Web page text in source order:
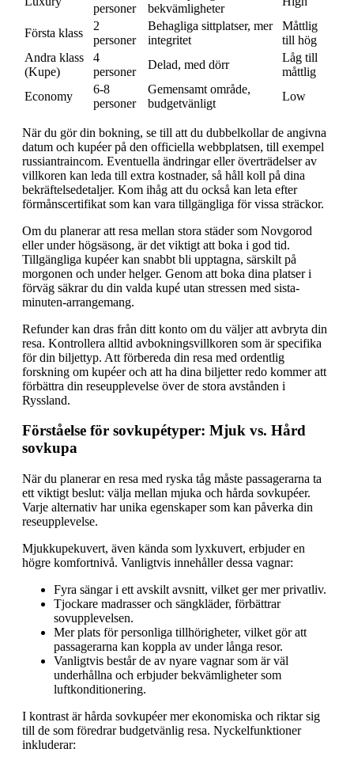
personer
bekvämligheter
Första klass
2
personer
Behagliga sittplatser, mer
integritet
Måttlig
till hög
Andra klass
(Kupe)
4
personer
Delad, med dörr
Låg till
måttlig
Economy
6-8
personer
Gemensamt område,
budgetvänligt
Low
När du gör din bokning, se till att du dubbelkollar de angivna
datum och kupéer på den officiella webbplatsen, till exempel
russiantraincom. Eventuella ändringar eller överträdelser av
villkoren kan leda till extra kostnader, så håll koll på dina
bekräftelsedetaljer. Kom ihåg att du också kan leta efter
förmånscertifikat som kan vara tillgängliga för vissa sträckor.
Om du planerar att resa mellan stora städer som Novgorod
eller under högsäsong, är det viktigt att boka i god tid.
Tillgängliga kupéer kan snabbt bli upptagna, särskilt på
morgonen och under helger. Genom att boka dina platser i
förväg säkrar du din valda kupé utan stressen med sista-
minuten-arrangemang.
Refunder kan dras från ditt konto om du väljer att avbryta din
resa. Kontrollera alltid avbokningsvillkoren som är specifika
för din biljettyp. Att förbereda din resa med ordentlig
forskning om kupéer och att ha dina biljetter redo kommer att
förbättra din reseupplevelse över de stora avstånden i
Ryssland.
Förståelse för sovkupétyper: Mjuk vs. Hård
sovkupa
När du planerar en resa med ryska tåg måste passagerarna ta
ett viktigt beslut: välja mellan mjuka och hårda sovkupéer.
Varje alternativ har unika egenskaper som kan påverka din
reseupplevelse.
Mjukkupekuvert, även kända som lyxkuvert, erbjuder en
högre komfortnivå. Vanligtvis innehåller dessa vagnar:
Fyra sängar i ett avskilt avsnitt, vilket ger mer privatliv.
Tjockare madrasser och sängkläder, förbättrar
sovupplevelsen.
Mer plats för personliga tillhörigheter, vilket gör att
passagerarna kan koppla av under långa resor.
Vanligtvis består de av nyare vagnar som är väl
underhållna och erbjuder bekvämligheter som
luftkonditionering.
I kontrast är hårda sovkupéer mer ekonomiska och riktar sig
till de som föredrar budgetvänlig resa. Nyckelfunktioner
inkluderar: